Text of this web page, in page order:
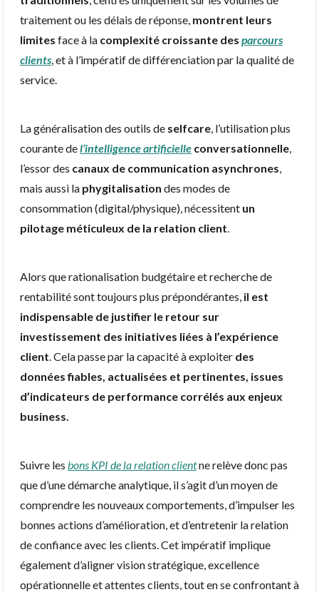
traitement ou les délais de réponse, montrent leurs
limites face à la complexité croissante des parcours
clients , et à l’impératif de différenciation par la qualité de
service.
La généralisation des outils de selfcare , l’utilisation plus
courante del’intelligence artificielle conversationnelle
l’essor des canaux de communication asynchrones
mais aussi la phygitalisation des modes de
consommation (digital/physique), nécessitent un
pilotage méticuleux de la relation client
Alors que rationalisation budgétaire et recherche de
rentabilité sont toujours plus prépondérantes, il est
indispensable de justifier le retour sur
investissement des initiatives liées à l’expérience
client . Cela passe par la capacité à exploiter des
données fiables, actualisées et pertinentes, issues
d’indicateurs de performance corrélés aux enjeux
business.
Suivre les bons KPI de la relation clientne relève donc pas
que d’une démarche analytique, il s’agit d’un moyen de
comprendre les nouveaux comportements, d’impulser les
bonnes actions d’amélioration, et d’entretenir la relation
de confiance avec les clients. Cet impératif implique
également d’aligner vision stratégique, excellence
opérationnelle et attentes clients, tout en se confrontant à